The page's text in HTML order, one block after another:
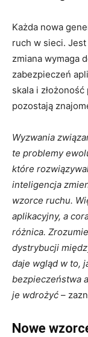
Każda nowa
ruch w sieci.
zmiana wymaga
zabezpieczeń
skala i
pozostają
Wyzwania
te problemy
które
inteligencja
wzorce ruchu.
aplikacyjny, a
różnica.
dystrybucji
daje wgląd w to,
bezpieczeństwa
je wdrożyć –
Nowe